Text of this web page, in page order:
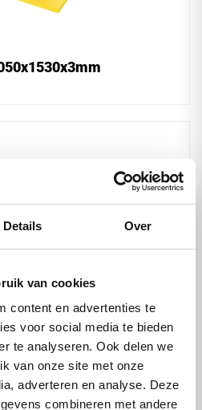
Details Over
van cookies
content en advertenties te
voor social media te bieden
te analyseren. Ook delen we
van onze site met onze
adverteren en analyse. Deze
combineren met andere